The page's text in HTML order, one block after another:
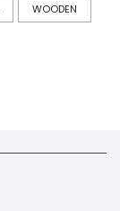
WOODEN